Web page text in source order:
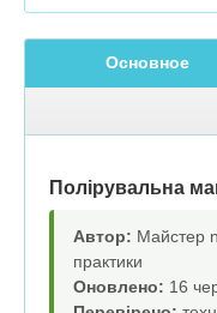
Основное
Полірувальна
Автор: Майстер
практики
Оновлено: 16